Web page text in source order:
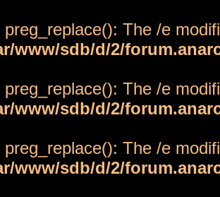
preg_replace(): The /e
www/sdb/d/2/
preg_replace(): The /e
www/sdb/d/2/
preg_replace(): The /e
www/sdb/d/2/